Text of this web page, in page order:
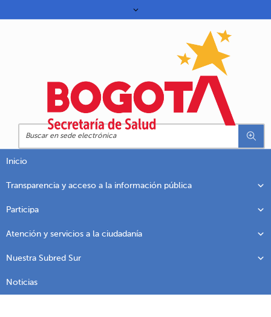
Inicio
Transparencia y acceso a la información pública
Participa
Atención y servicios a la ciudadanía
Nuestra Subred Sur
Noticias